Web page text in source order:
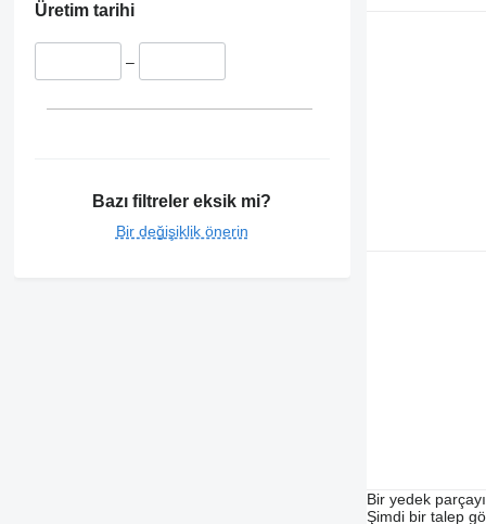
Üretim tarihi
–
Bazı filtreler eksik mi?
Bir değişiklik önerin
Bir yedek
Şimdi bir talep